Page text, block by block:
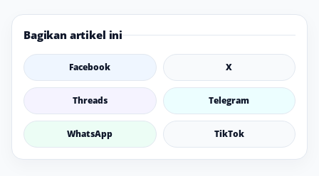
Bagikan artikel ini
Facebook X
Threads Telegram
WhatsApp TikTok